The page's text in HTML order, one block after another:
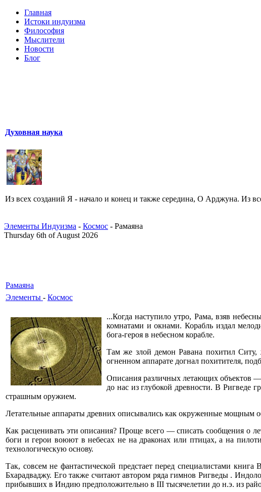
Главная
Истоки индуизма
Философия
Мыслители
Новости
Блог
Духовная наука
Из всех созданий Я - начало и конец и также середина, O Арджуна. Из
Элементы Индуизма - Космос - Рамаяна
Thursday 6th of August 2026
Рамаяна
Элементы - Космос
...Когда наступило утро, Рама, взяв
комнатами и окнами. Корабль издал
бога-героя в небесном корабле.
Там же злой демон Равана похитил Ситу,
огненном аппарате догнал похитителя,
Описания различных летающих объектов
до нас из глубокой древности. В Ригведе
страшным оружием.
Летательные аппараты древних описывались как окруженные мощным
Как расценивать эти описания? Проще всего — списать сообщения о
боги и герои воюют в небесах не на драконах или птицах, а на
технологическую основу.
Так, совсем не фантастической предстает перед специалистами
Бхарадваджу. Его также считают автором ряда гимнов Ригведы .
прибывших в Индию предположительно в III тысячелетии до н.э. из